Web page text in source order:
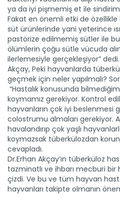
ya da iyi pişmemiş et ile
Fakat en önemli etki de
süt ürünlerinde yani yeterince
pastörize edilmemiş sütler ile
ölümlerin çoğu sütle vücuda
ilerlemesiyle gerçekleşiyor” dedi.
Akçay, Peki hayvanlarda
geçmek için neler yapılmalı?
“Hastalık konusunda
koymamız gerekiyor. Kontrol
hayvanların çok iyi beslenmesi
colostrumu almaları gerekiyor.
havalandırıp çok yaşlı
koymazsak tüberkülozdan
cevapladı.
Dr.Erhan Akçay’ın tüberküloz
tazminatlı ve ihbarı mecburi bir
çizdi. Ve bu ve tüm hayvan
hayvanları takipte olmanın
Başarılı Çiftçi Kadınlar...
Dünya Çölleşme ve Kuraklık ile
Devamını Oku ->
“7 gün 24 saat çiftçimizin...